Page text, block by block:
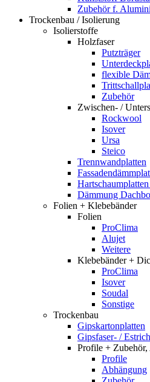
Zubehör f.
Trockenbau / Isolierung
Isolierstoffe
Holzfaser
Putzträger
flexible
Zubehör
Zwischen- /
Rockwool
Isover
Ursa
Steico
Trennwandplatten
Dämmung
Folien + Klebebänder
Folien
ProClima
Alujet
Weitere
Klebebänder +
ProClima
Isover
Soudal
Sonstige
Trockenbau
Gipskartonplatten
Gipsfaser- /
Profile +
Profile
Abhängung